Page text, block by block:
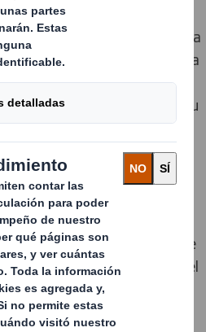
en colaboración con la
y con el objetivo de ayudar a
la reutilización y la
Estos principios tienen su
que revela que los
78% de su material
regular.
tener claro qué tipos de
y cuáles no, y el 53% de
de información clara en el
razón para ello.